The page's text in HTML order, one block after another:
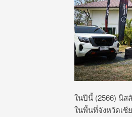
ในปีนี้ (2566) นิส
ในพื้นที่จังหวัดเชี